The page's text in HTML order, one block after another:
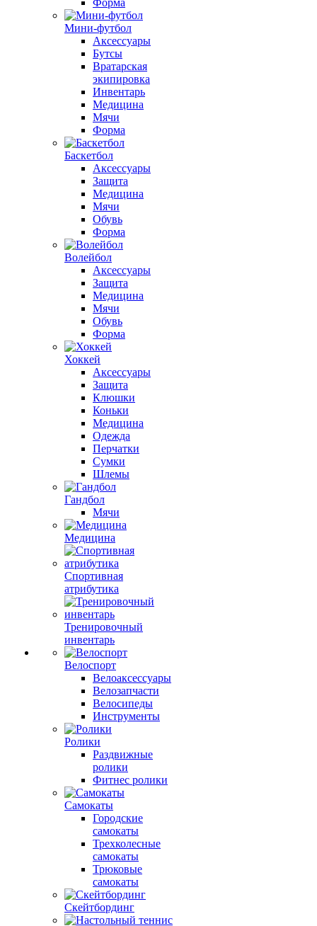
Форма
Мини-футбол
Аксессуары
Бутсы
Вратарская
экипировка
Инвентарь
Медицина
Мячи
Форма
Баскетбол
Аксессуары
Защита
Медицина
Мячи
Обувь
Форма
Волейбол
Аксессуары
Защита
Медицина
Мячи
Обувь
Форма
Хоккей
Аксессуары
Защита
Клюшки
Коньки
Медицина
Одежда
Перчатки
Сумки
Шлемы
Гандбол
Мячи
Медицина
Спортивная
атрибутика
Тренировочный
инвентарь
Велоспорт
Велоаксессуары
Велозапчасти
Велосипеды
Инструменты
Ролики
Раздвижные
ролики
Фитнес ролики
Самокаты
Городские
самокаты
Трехколесные
самокаты
Трюковые
самокаты
Скейтбординг